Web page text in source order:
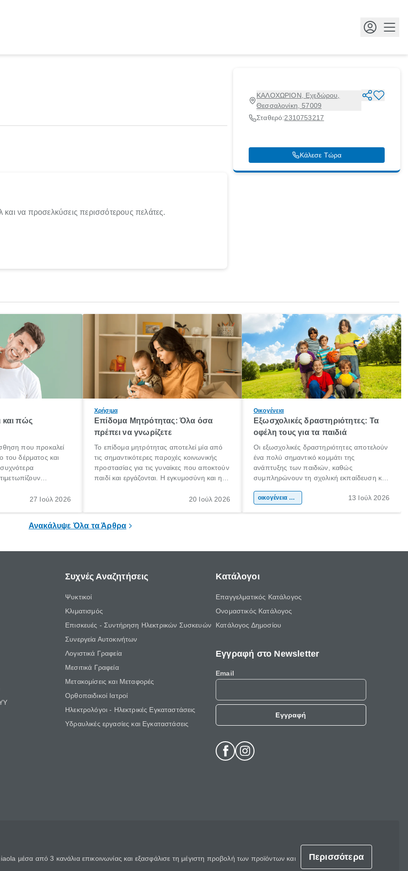
ΚΑΛΟΧΩΡΙΟΝ, Εχεδώρου,
Θεσσαλονίκη, 57009
Σταθερό:2310753217
Κάλεσε Τώρα
να προσελκύσεις περισσότερους πελάτες.
και πώς
που προκαλεί
του δέρματος και
τι είναι»,
27 Ιούλ 2026
Χρήσιμα
Επίδομα Μητρότητας: Όλα όσα
πρέπει να γνωρίζετε
Το επίδομα μητρότητας αποτελεί μία από
τις σημαντικότερες παροχές κοινωνικής
προστασίας για τις γυναίκες που αποκτούν
παιδί και εργάζονται. Η εγκυμοσύνη και η
σημαντική περίοδος στη ζωή κάθε20 Ιούλ 2026
Οικογένεια
Εξωσχολικές δραστηριότητες: Τα
οφέλη τους για τα παιδιά
Οι εξωσχολικές δραστηριότητες αποτελούν
ένα πολύ σημαντικό κομμάτι της
ανάπτυξης των παιδιών, καθώς
συμπληρώνουν τη σχολική εκπαίδευση και
της προσωπικότητας, της κοινωνικότητας
οικογένεια & παιδί 13 Ιούλ 2026
Ανακάλυψε Όλα τα Άρθρα
Συχνές Αναζητήσεις
Ψυκτικοί
Κλιματισμός
Επισκευές - Συντήρηση Ηλεκτρικών Συσκευών
Συνεργεία Αυτοκινήτων
Λογιστικά Γραφεία
Μεσιτικά Γραφεία
Μετακομίσεις και Μεταφορές
Ορθοπαιδικοί Ιατροί
Ηλεκτρολόγοι - Ηλεκτρικές Εγκαταστάσεις
Υδραυλικές εργασίες και Εγκαταστάσεις
Κατάλογοι
Επαγγελματικός Κατάλογος
Ονομαστικός Κατάλογος
Κατάλογος Δημοσίου
Εγγραφή στο Newsletter
Email
Εγγραφή
μέσα από 3 κανάλια επικοινωνίας και εξασφάλισε τη μέγιστη προβολή των προϊόντων και
Περισσότερα